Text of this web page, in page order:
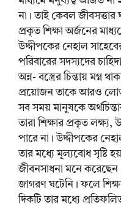
না। তাই কেবল
প্রকৃত শিক্ষা অর্জনের
উদ্দীপকের নেহাল
পরিবারের সদস্যদের
অন্ন- বস্ত্রের চিন্তায় মগ্ন
প্রয়োজন তাকে আরও
সব সময় মানুষকে
তারা শিক্ষার প্রকৃত
পারে না। উদ্দীপকের
তার মধ্যে মূল্যবোধ সৃষ্টি
জীবনসাধনা মনে
জাগরণ ঘটেনি। ফলে
দিকটি তার মধ্যে